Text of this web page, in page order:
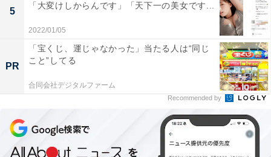
5
「大変けしからんです」「天下一の美女です...
2022/01/05
PR
「宝くじ、運じゃなかった」当たる人は“同じ
こと”してる
合同会社デジタルファーム
Recommended by